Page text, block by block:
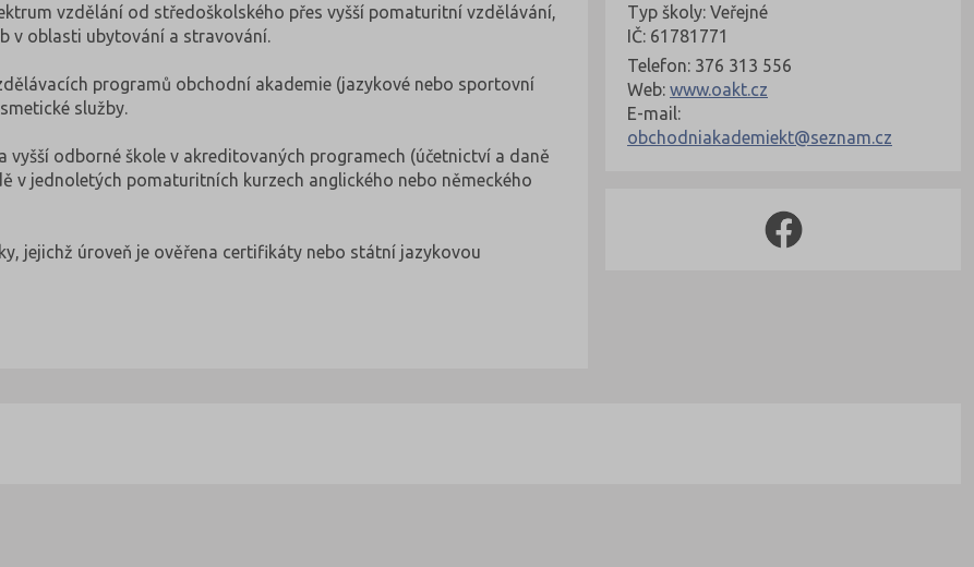
Typ školy: Veřejné
IČ: 61781771
Telefon: 376 313 556
Web: www.oakt.cz
E-mail:
obchodniakademiekt@seznam.cz
vzdělání od středoškolského přes vyšší pomaturitní vzdělávání,
v oblasti ubytování a stravování.
programů obchodní akademie (jazykové nebo sportovní
služby.
odborné škole v akreditovaných programech (účetnictví a daně
v jednoletých pomaturitních kurzech anglického nebo německého
jejichž úroveň je ověřena certifikáty nebo státní jazykovou